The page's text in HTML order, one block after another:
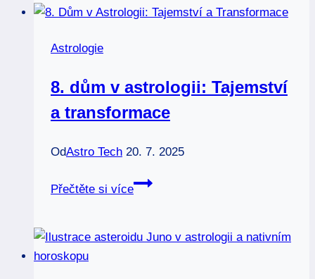
vaší
Astrologie
8. dům v astrologii: Tajemství
a transformace
OdAstro Tech 20. 7. 2025
Přečtěte si více
8.
astrologii: